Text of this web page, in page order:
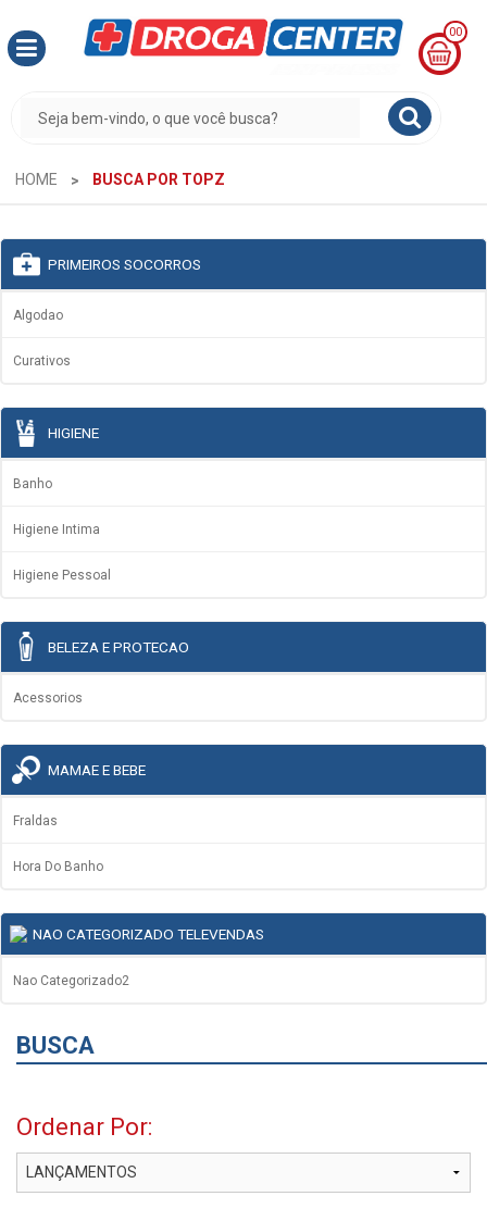
00
CESTA
R$
0,00
HOME BUSCA POR TOPZ
PRIMEIROS SOCORROS
Algodao
Curativos
HIGIENE
Banho
Higiene Intima
Higiene Pessoal
BELEZA E PROTECAO
Acessorios
MAMAE E BEBE
Fraldas
Hora Do Banho
NAO CATEGORIZADO TELEVENDAS
Nao Categorizado2
BUSCA
Ordenar Por: